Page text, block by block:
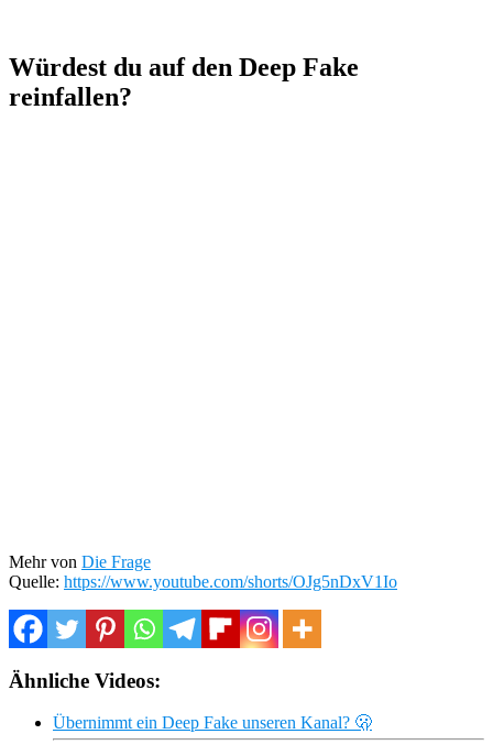
Würdest du auf den Deep Fake
reinfallen?
Mehr von Die Frage
Quelle: https://www.youtube.com/shorts/OJg5nDxV1Io
Ähnliche Videos:
Übernimmt ein Deep Fake unseren Kanal? 🫢